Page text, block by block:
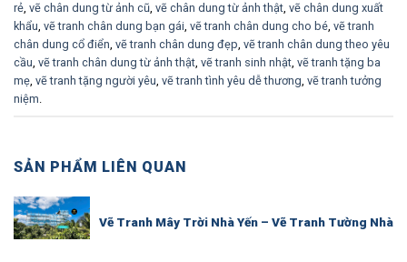
rẻ, vẽ chân dung từ ảnh cũ, vẽ chân dung từ ảnh thật, vẽ chân dung xuất
khẩu, vẽ tranh chân dung bạn gái, vẽ tranh chân dung cho bé, vẽ tranh
chân dung cổ điển, vẽ tranh chân dung đẹp, vẽ tranh chân dung theo yêu
cầu, vẽ tranh chân dung từ ảnh thật, vẽ tranh sinh nhật, vẽ tranh tặng ba
mẹ, vẽ tranh tặng người yêu, vẽ tranh tình yêu dễ thương, vẽ tranh tưởng
niệm.
SẢN PHẨM LIÊN QUAN
Vẽ Tranh Mây Trời Nhà Yến – Vẽ Tranh Tường Nhà